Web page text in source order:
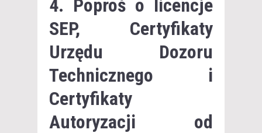
4. Poproś o licencje
SEP, Certyfikaty
Urzędu Dozoru
Technicznego i
Certyfikaty
Autoryzacji od